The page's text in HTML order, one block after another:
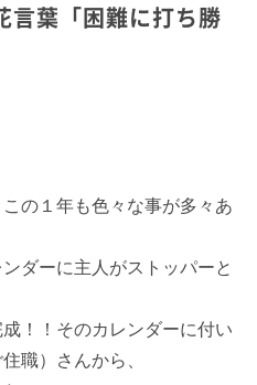
言葉「困難に打ち勝
の１年も色々な事が多々あ
ダーに主人がストッパーと
！！そのカレンダーに付い
職）さんから、